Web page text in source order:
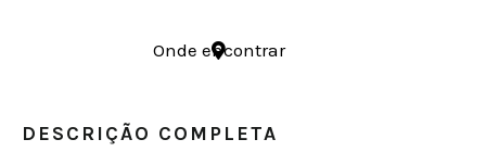
Onde encontrar
DESCRIÇÃO COMPLETA